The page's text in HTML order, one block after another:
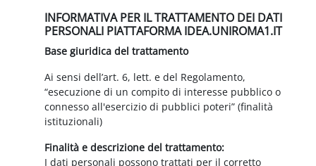
INFORMATIVA PER IL TRATTAMENTO DEI DATI
PERSONALI PIATTAFORMA IDEA.UNIROMA1.IT
Base giuridica del trattamento
Ai sensi dell’art. 6, lett. e del Regolamento,
“esecuzione di un compito di interesse pubblico o
connesso all'esercizio di pubblici poteri” (finalità
istituzionali)
Finalità e descrizione del trattamento:
I dati personali possono trattati per il corretto